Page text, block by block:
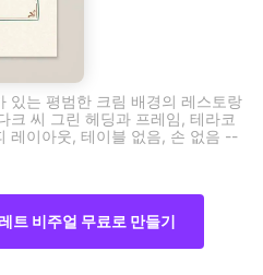
있는 평범한 크림 배경의 레스토랑
크 씨 그린 헤딩과 프레임, 테라코
레이아웃, 테이블 없음, 손 없음 --
트 비주얼 무료로 만들기